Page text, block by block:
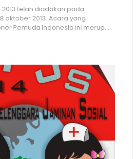
2013 telah diadakan pada
oktober 2013. Acara yang
Pemuda Indonesia ini merup...